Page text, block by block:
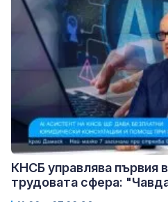
КНСБ управлява първия
трудовата сфера: